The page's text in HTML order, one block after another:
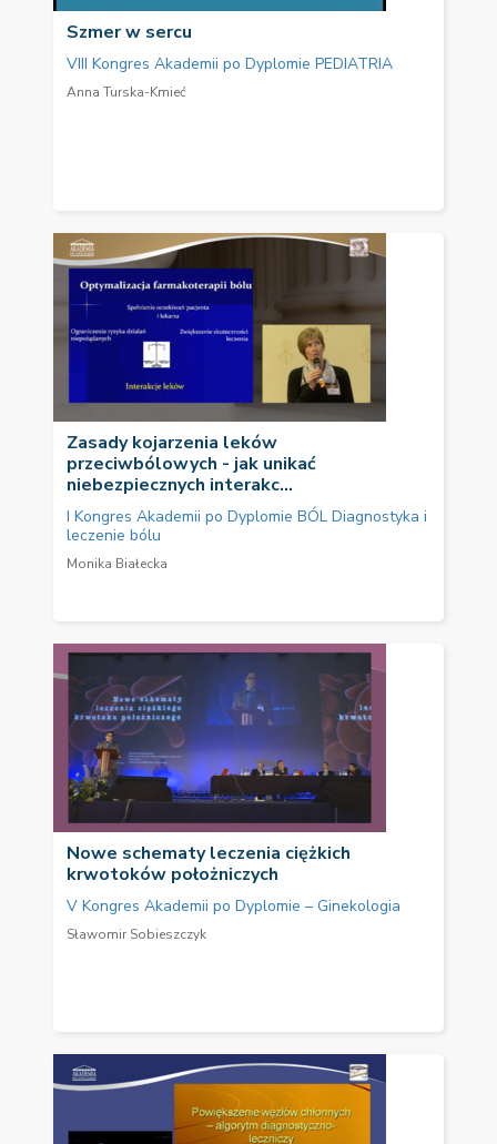
Szmer w sercu
VIII Kongres Akademii po Dyplomie PEDIATRIA
Anna Turska-Kmieć
Zasady kojarzenia leków
przeciwbólowych - jak unikać
niebezpiecznych interakc...
I Kongres Akademii po Dyplomie BÓL Diagnostyka i
leczenie bólu
Monika Białecka
Nowe schematy leczenia ciężkich
krwotoków położniczych
V Kongres Akademii po Dyplomie – Ginekologia
Sławomir Sobieszczyk